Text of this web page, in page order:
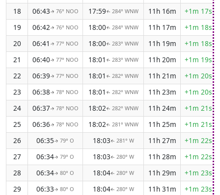
18
06:43↑ 76° NOO 17:59↑ 284° WNW 11h 16m
+1m 17s
19
06:42↑ 76° NOO 18:00↑ 284° WNW 11h 17m
+1m 18s
20
06:41 ↑ 77° NOO 18:00↑ 283° WNW 11h 19m
+1m 18s
21
06:40↑ 77° NOO 18:01 ↑ 283° WNW 11h 20m
+1m 19s
22
06:39↑ 77° NOO 18:01 ↑ 282° WNW 11h 21m
+1m 20s
23
06:38↑ 78° NOO 18:01 ↑ 282° WNW 11h 23m
+1m 20s
24
06:37↑ 78° NOO 18:02↑ 282° WNW 11h 24m
+1m 21s
25
06:36↑ 78° NOO 18:02↑ 281° WNW 11h 25m
+1m 21s
26
06:35↑ 79° O 18:03↑ 281° W 11h 27m
+1m 22s
27
06:34↑ 79° O 18:03↑ 280° W 11h 28m
+1m 22s
28
06:34↑ 80° O 18:04↑ 280° W 11h 29m
+1m 23s
29
06:33↑ 80° O 18:04↑ 280° W 11h 31m
+1m 23s